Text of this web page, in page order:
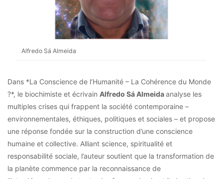
Alfredo Sá Almeida
Dans *La Conscience de l’Humanité – La Cohérence du Monde
?*, le biochimiste et écrivain Alfredo Sá Almeidaanalyse les
multiples crises qui frappent la société contemporaine –
environnementales, éthiques, politiques et sociales – et propose
une réponse fondée sur la construction d’une conscience
humaine et collective. Alliant science, spiritualité et
responsabilité sociale, l’auteur soutient que la transformation de
la planète commence par la reconnaissance de